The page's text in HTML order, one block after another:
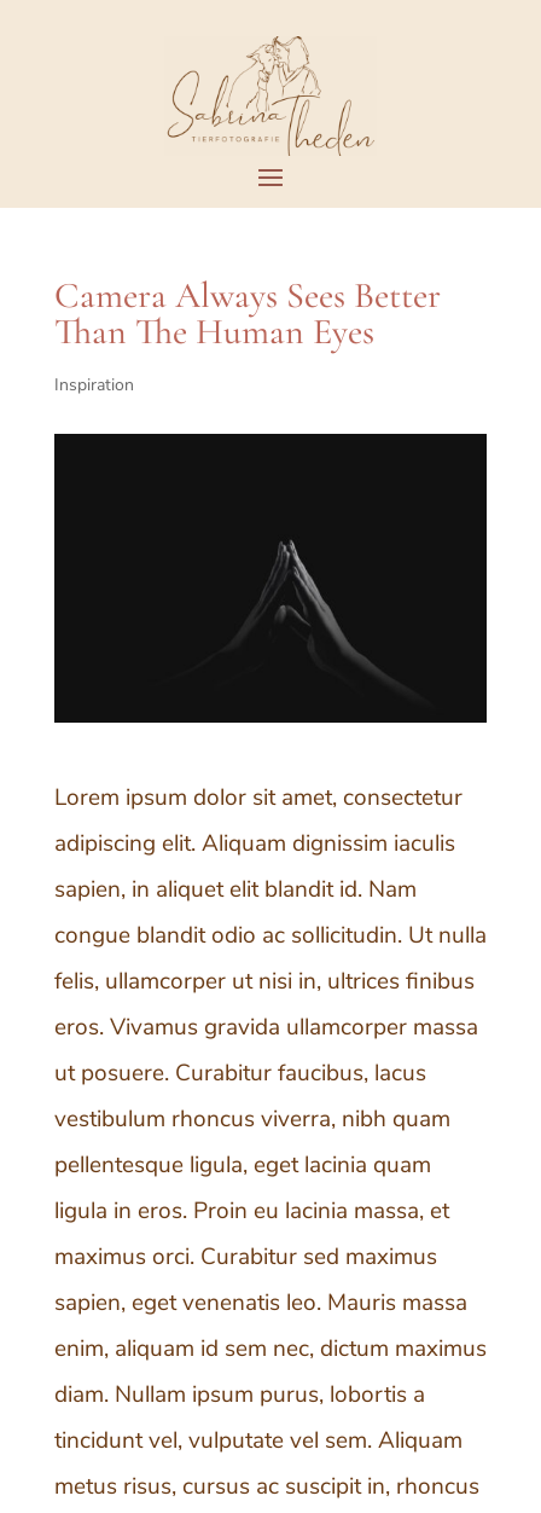
Camera Always Sees Better
Than The Human Eyes
Inspiration
Lorem ipsum dolor sit amet, consectetur
adipiscing elit. Aliquam dignissim iaculis
sapien, in aliquet elit blandit id. Nam
congue blandit odio ac sollicitudin. Ut nulla
felis, ullamcorper ut nisi in, ultrices finibus
eros. Vivamus gravida ullamcorper massa
ut posuere. Curabitur faucibus, lacus
vestibulum rhoncus viverra, nibh quam
pellentesque ligula, eget lacinia quam
ligula in eros. Proin eu lacinia massa, et
maximus orci. Curabitur sed maximus
sapien, eget venenatis leo. Mauris massa
enim, aliquam id sem nec, dictum maximus
diam. Nullam ipsum purus, lobortis a
tincidunt vel, vulputate vel sem. Aliquam
metus risus, cursus ac suscipit in, rhoncus